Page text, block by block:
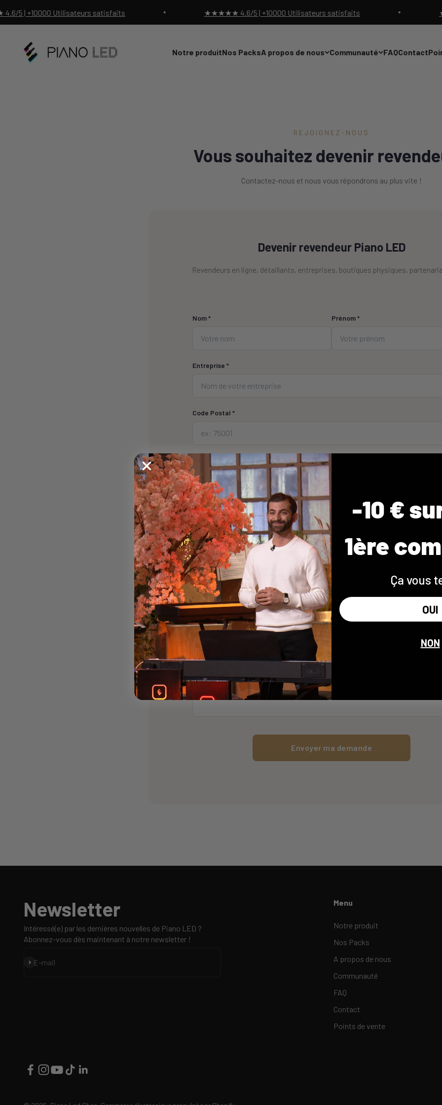
| +10000 Utilisateurs satisfaits
★★★★★ 4.6/5 | +10000 Utilisateurs satisfaits
Notre produitNos PacksA propos de nous Communauté FAQContact
Piano Led Shop
REJOIGNEZ-NOUS
Vous souhaitez devenir
Contactez-nous et nous vous répondrons au plus vite !
Devenir revendeur Piano LED
Revendeurs en ligne, détaillants, entreprises, boutiques physiques,
Nom * Prénom *
Entreprise *
Code Postal *
Ville
Email *
Téléphone
Type d'activité *
Message *
Envoyer ma demande
Newsletter
Intéressé(e) par les dernières nouvelles de Piano LED ?
Abonnez-vous dès maintenant à notre newsletter !
E-mail
S'inscrire
Menu
Notre produit
Nos Packs
A propos de nous
Communauté
FAQ
Contact
Points de vente
-10 €
1ère
Ça vous
OUI
NON